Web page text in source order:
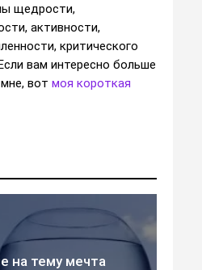
щедрости,
активности,
критического
вам интересно больше
вот моя короткая
на тему мечта